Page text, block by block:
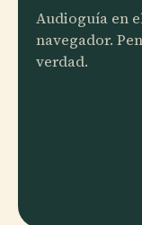
Audioguía en
navegador.
verdad.